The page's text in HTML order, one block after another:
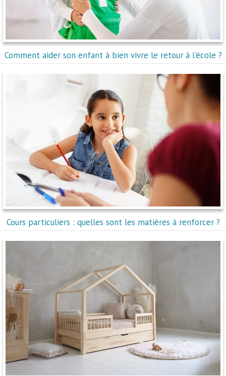
Comment aider son enfant à bien vivre le retour à l'école ?
Cours particuliers : quelles sont les matières à renforcer ?